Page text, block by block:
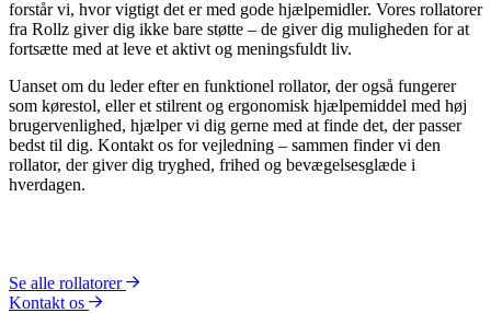
forstår vi, hvor vigtigt det er med gode hjælpemidler. Vores rollatorer
fra Rollz giver dig ikke bare støtte – de giver dig muligheden for at
fortsætte med at leve et aktivt og meningsfuldt liv.
Uanset om du leder efter en funktionel rollator, der også fungerer
som kørestol, eller et stilrent og ergonomisk hjælpemiddel med høj
brugervenlighed, hjælper vi dig gerne med at finde det, der passer
bedst til dig. Kontakt os for vejledning – sammen finder vi den
rollator, der giver dig tryghed, frihed og bevægelsesglæde i
hverdagen.
Se alle rollatorer
Kontakt os